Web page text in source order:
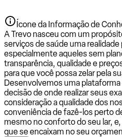
Ícone da Informação de
A Trevo nasceu com um
serviços de saúde uma
especialmente aqueles sem
transparência, qualidade e
para que você possa zelar pela
Desenvolvemos uma plataforma
decisão de onde realizar seus
consideração a qualidade dos
conveniência de fazê-los perto
mesmo no conforto do seu lar,
que se encaixam no seu